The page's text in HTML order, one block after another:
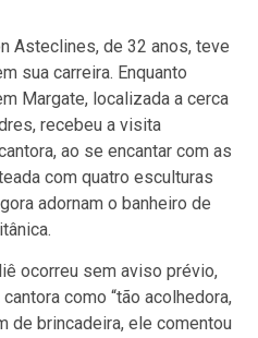
Asteclines, de 32 anos, teve
sua carreira. Enquanto
Margate, localizada a cerca
recebeu a visita
ao se encantar com as
com quatro esculturas
adornam o banheiro de
ocorreu sem aviso prévio,
como “tão acolhedora,
de brincadeira, ele comentou